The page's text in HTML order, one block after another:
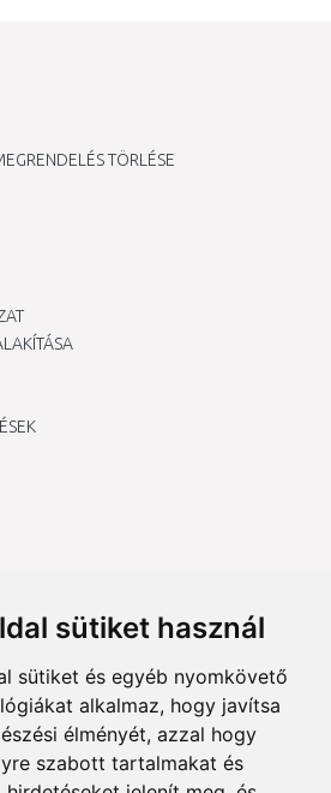
sütiket használ
sütiket és egyéb nyomkövető
alkalmaz, hogy javítsa
élményét, azzal hogy
szabott tartalmakat és
TÖRLÉSE